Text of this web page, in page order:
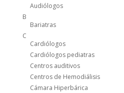
Audiólogos
B
Bariatras
C
Cardiólogos
Cardiólogos pediatras
Centros auditivos
Centros de Hemodiálisis
Cámara Hiperbárica